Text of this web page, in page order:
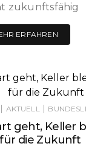
zukunftsfähig
ERFAHREN
| AKTUELL |
geht, Keller
die Zukunft